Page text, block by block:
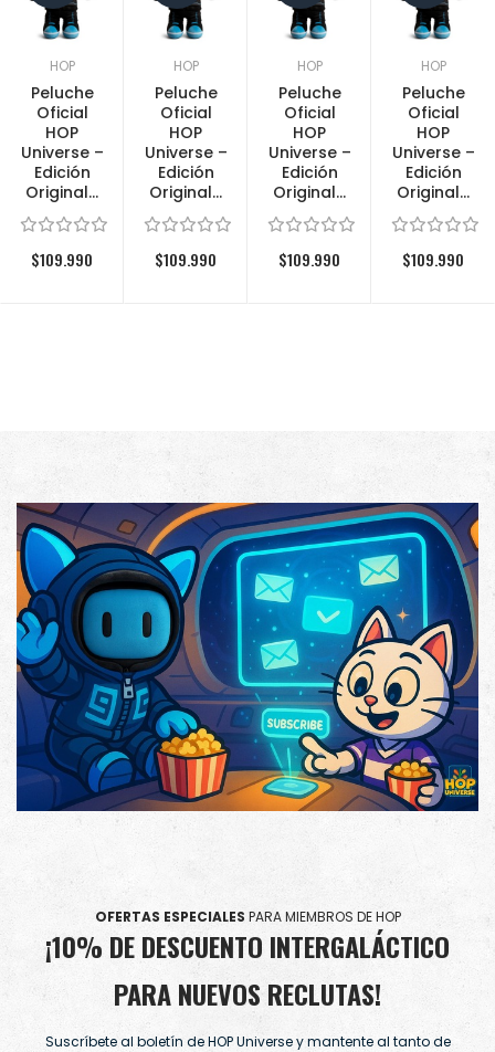
HOP
Peluche
Oficial
HOP
Universe –
Edición
Original...
$109.990
HOP
Peluche
Oficial
HOP
Universe –
Edición
Original...
$109.990
HOP
Peluche
Oficial
HOP
Universe –
Edición
Original...
$109.990
HOP
Peluche
Oficial
HOP
Universe –
Edición
Original...
$109.990
OFERTAS ESPECIALES PARA MIEMBROS DE HOP
¡10% DE DESCUENTO INTERGALÁCTICO
PARA NUEVOS RECLUTAS!
Suscríbete al boletín de HOP Universe y mantente al tanto de